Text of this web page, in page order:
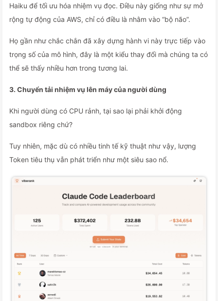
Haiku để tối ưu hóa nhiệm vụ đọc. Điều này giống như sự mở
rộng tự động của AWS, chỉ có điều là nhằm vào “bộ não”.
Họ gần như chắc chắn đã xây dựng hành vi này trực tiếp vào
trọng số của mô hình, đây là một kiểu thay đổi mà chúng ta có
thể sẽ thấy nhiều hơn trong tương lai.
3. Chuyển tải nhiệm vụ lên máy của người dùng
Khi người dùng có CPU rảnh, tại sao lại phải khởi động
sandbox riêng chứ?
Tuy nhiên, mặc dù có nhiều tinh tế kỹ thuật như vậy, lượng
Token tiêu thụ vẫn phát triển như một siêu sao nổ.